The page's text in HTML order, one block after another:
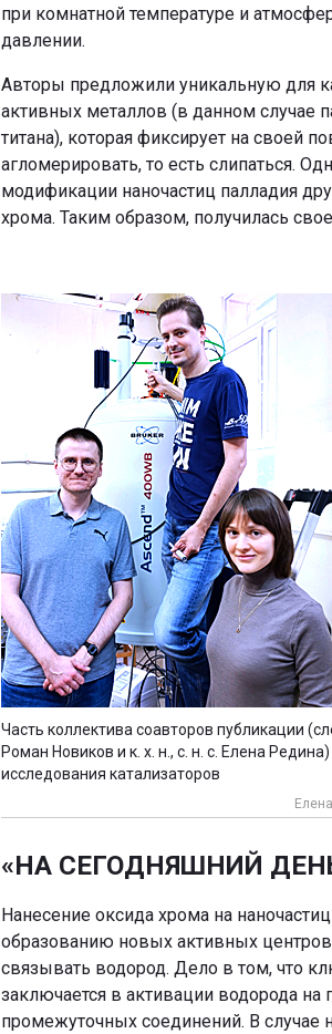
при комнатной температуре и
давлении.
Авторы предложили уникальную для
активных металлов (в данном случае
титана), которая фиксирует на своей
агломерировать, то есть слипаться.
модификации наночастиц палладия
хрома. Таким образом, получилась
Часть коллектива соавторов публикации
Роман Новиков и к. х. н., с. н. с. Елена
исследования катализаторов
«НА СЕГОДНЯШНИЙ
Нанесение оксида хрома на
образованию новых активных
связывать водород. Дело в том, что
заключается в активации водорода на
промежуточных соединений. В случае